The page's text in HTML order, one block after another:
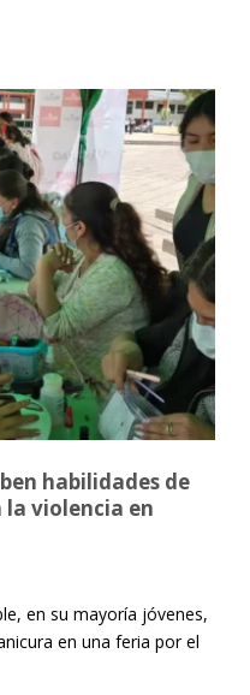
habilidades de
violencia en
en su mayoría jóvenes,
en una feria por el